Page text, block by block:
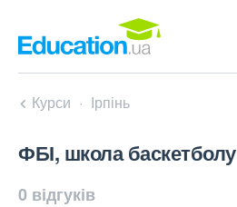
Курси Ірпінь
ФБІ, школа баскетболу
0 відгуків